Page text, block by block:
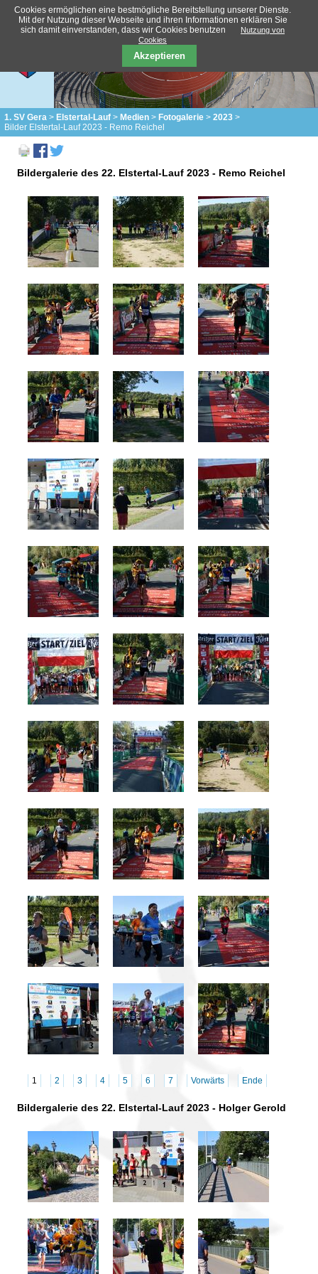
1. SV Gera Elstertal-Lauf Medien Fotogalerie
2023
Bilder Elstertal-Lauf 2023 - Remo Reichel
Bildergalerie des 22. Elstertal-Lauf 2023 - Remo Reichel
1 2 3 4 5 6 7 Vorwärts Ende
Bildergalerie des 22. Elstertal-Lauf 2023 - Holger Gerold
Cookies ermöglichen eine bestmögliche Bereitstellung unserer Dienste.
Mit der Nutzung dieser Webseite und ihren Informationen erklären Sie
sich damit einverstanden, dass wir Cookies benutzen
Nutzung von
Cookies
Akzeptieren